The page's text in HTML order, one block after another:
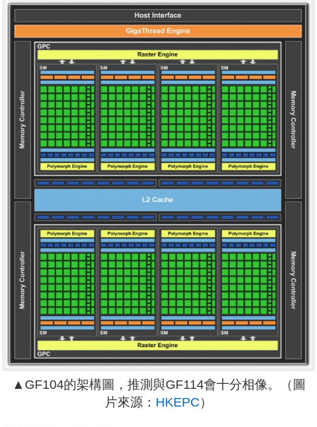
▲GF104的架構圖，推測與GF114會十分相像。（圖
片來源： HKEPC ）